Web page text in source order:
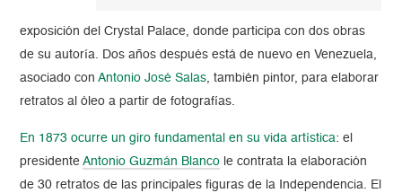
exposición del Crystal Palace, donde participa con dos obras
de su autoría. Dos años después está de nuevo en Venezuela,
asociado conAntonio José Salas, también pintor, para elaborar
retratos al óleo a partir de fotografías.
En 1873 ocurre un giro fundamental en su vida artística: el
presidenteAntonio Guzmán Blanco le contrata la elaboración
de 30 retratos de las principales figuras de la Independencia. El